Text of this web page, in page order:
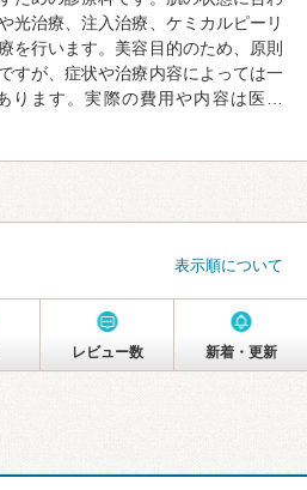
光治療、注入治療、ケミカルピーリ
を行います。美容目的のため、原則
すが、症状や治療内容によっては一
ります。実際の費用や内容は医…
表示順について
レビュー数 新着・更新